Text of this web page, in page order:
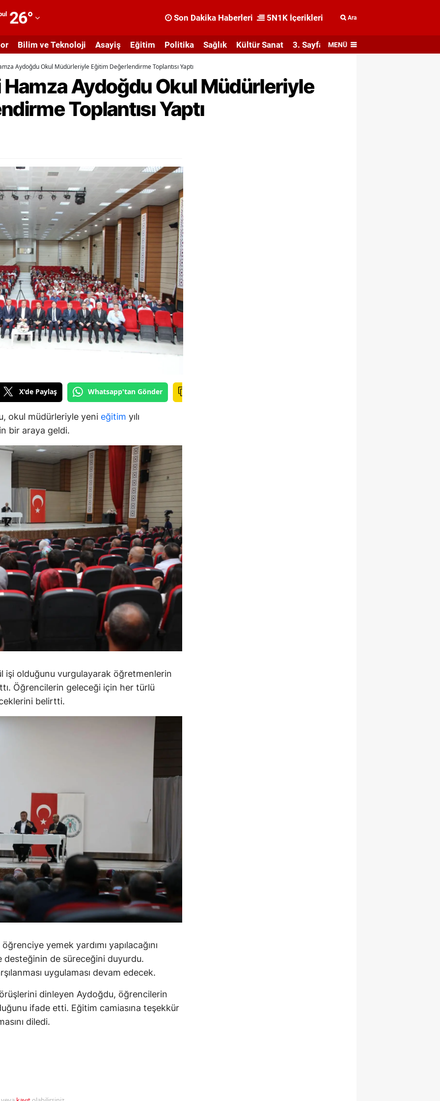
26° Son Dakika Haberleri 5N1K İçerikleri Ara
Bilim ve Teknoloji Asayiş Eğitim Politika Sağlık Kültür Sanat 3. Sayfa MENÜ
Aydoğdu Okul Müdürleriyle Eğitim Değerlendirme Toplantısı Yaptı
Aydoğdu Okul Müdürleriyle
Toplantısı Yaptı
X'de Paylaş Whatsapp'tan Gönder
okul müdürleriyle yeni eğitim yılı
bir araya geldi.
işi olduğunu vurgulayarak öğretmenlerin
Öğrencilerin geleceği için her türlü
belirtti.
yemek yardımı yapılacağını
desteğinin de süreceğini duyurdu.
uygulaması devam edecek.
dinleyen Aydoğdu, öğrencilerin
ifade etti. Eğitim camiasına teşekkür
diledi.